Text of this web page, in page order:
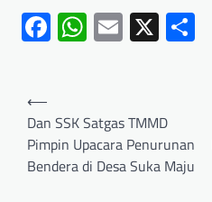
Facebook
WhatsApp
Email
X
⟵
Dan SSK Satgas TMMD
Pimpin Upacara Penurunan
Bendera di Desa Suka Maju